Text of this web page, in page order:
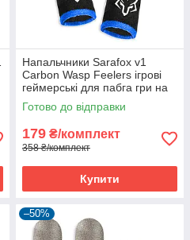
Напальчники Sarafox v1
Carbon Wasp Feelers ігрові
геймерські для пабга гри на
телефоні пубг pubg mobile 2
шт
Готово до відправки
179 ₴/комплект
358 ₴/комплект
Купити
–50%